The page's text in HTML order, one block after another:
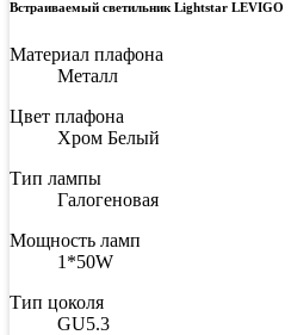
Встраиваемый светильник Lightstar LEVIGO
Материал плафона
Металл
Цвет плафона
Хром Белый
Тип лампы
Галогеновая
Мощность ламп
1*50W
Тип цоколя
GU5.3